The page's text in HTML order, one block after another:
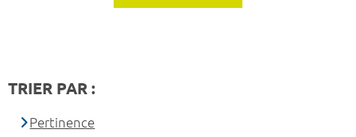
TRIER PAR :
Pertinence